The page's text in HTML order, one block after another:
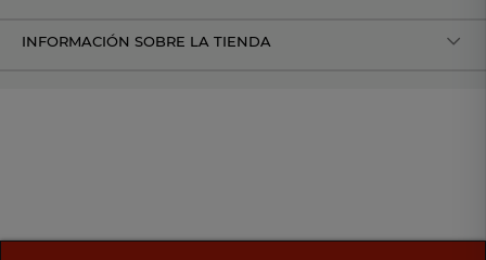
INFORMACIÓN SOBRE LA TIENDA